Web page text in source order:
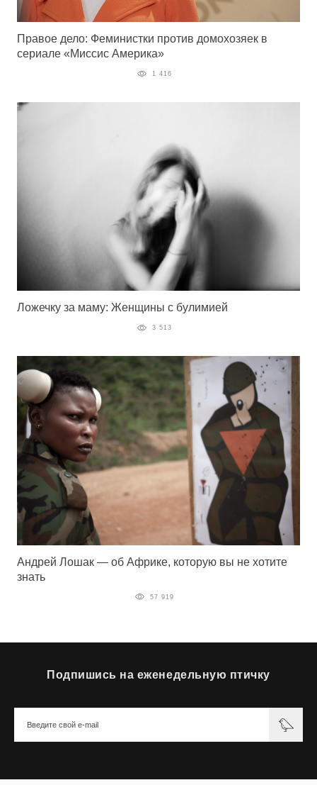
Правое дело: Феминистки против домохозяек в
сериале «Миссис Америка»
1 416
Ложечку за маму: Женщины с булимией
3 513
Андрей Лошак — об Африке, которую вы не хотите
знать
57 919
Подпишись на еженедельную птичку